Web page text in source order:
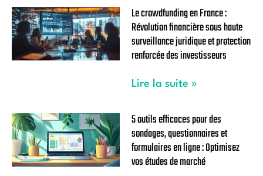
Le crowdfunding en France :
Révolution financière sous haute
surveillance juridique et protection
renforcée des investisseurs
Lire la suite »
5 outils efficaces pour des
sondages, questionnaires et
formulaires en ligne : Optimisez
vos études de marché